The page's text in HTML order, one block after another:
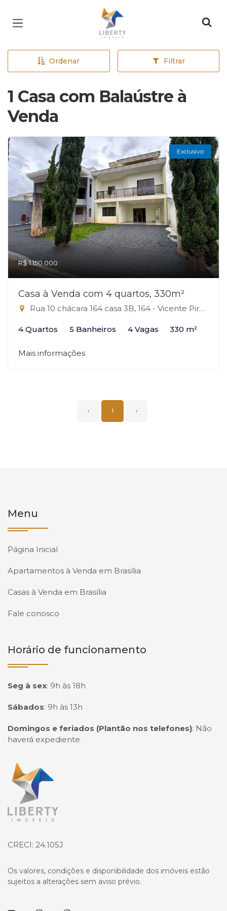
Página inicial
Ordenar Filtrar
1 Casa com Balaústre à
Venda
Exclusivo
R$ 1.150.000
Casa à Venda com 4 quartos, 330m²
Rua 10 chácara 164 casa 3B, 164 - Vicente Pires, Vicente Pires-DF
4 Quartos 5 Banheiros 4 Vagas 330 m²
Mais informações
‹ 1 ›
Menu
Página Inicial
Apartamentos à Venda em Brasília
Casas à Venda em Brasília
Fale conosco
Horário de funcionamento
Seg à sex: 9h às 18h
Sábados: 9h às 13h
Domingos e feriados (Plantão nos telefones): Não
haverá expediente
Página inicial
CRECI: 24.105J
Os valores, condições e disponibilidade dos imóveis estão
sujeitos a alterações sem aviso prévio.